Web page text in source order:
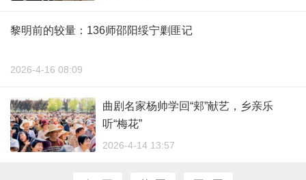
黎明前的较量：136师邵阳绥宁剿匪记
2026-4-16 08:09
曲剧名家杨帅学回“郏”献艺，乡亲乐
听“梅花”
2026-4-14 13:57